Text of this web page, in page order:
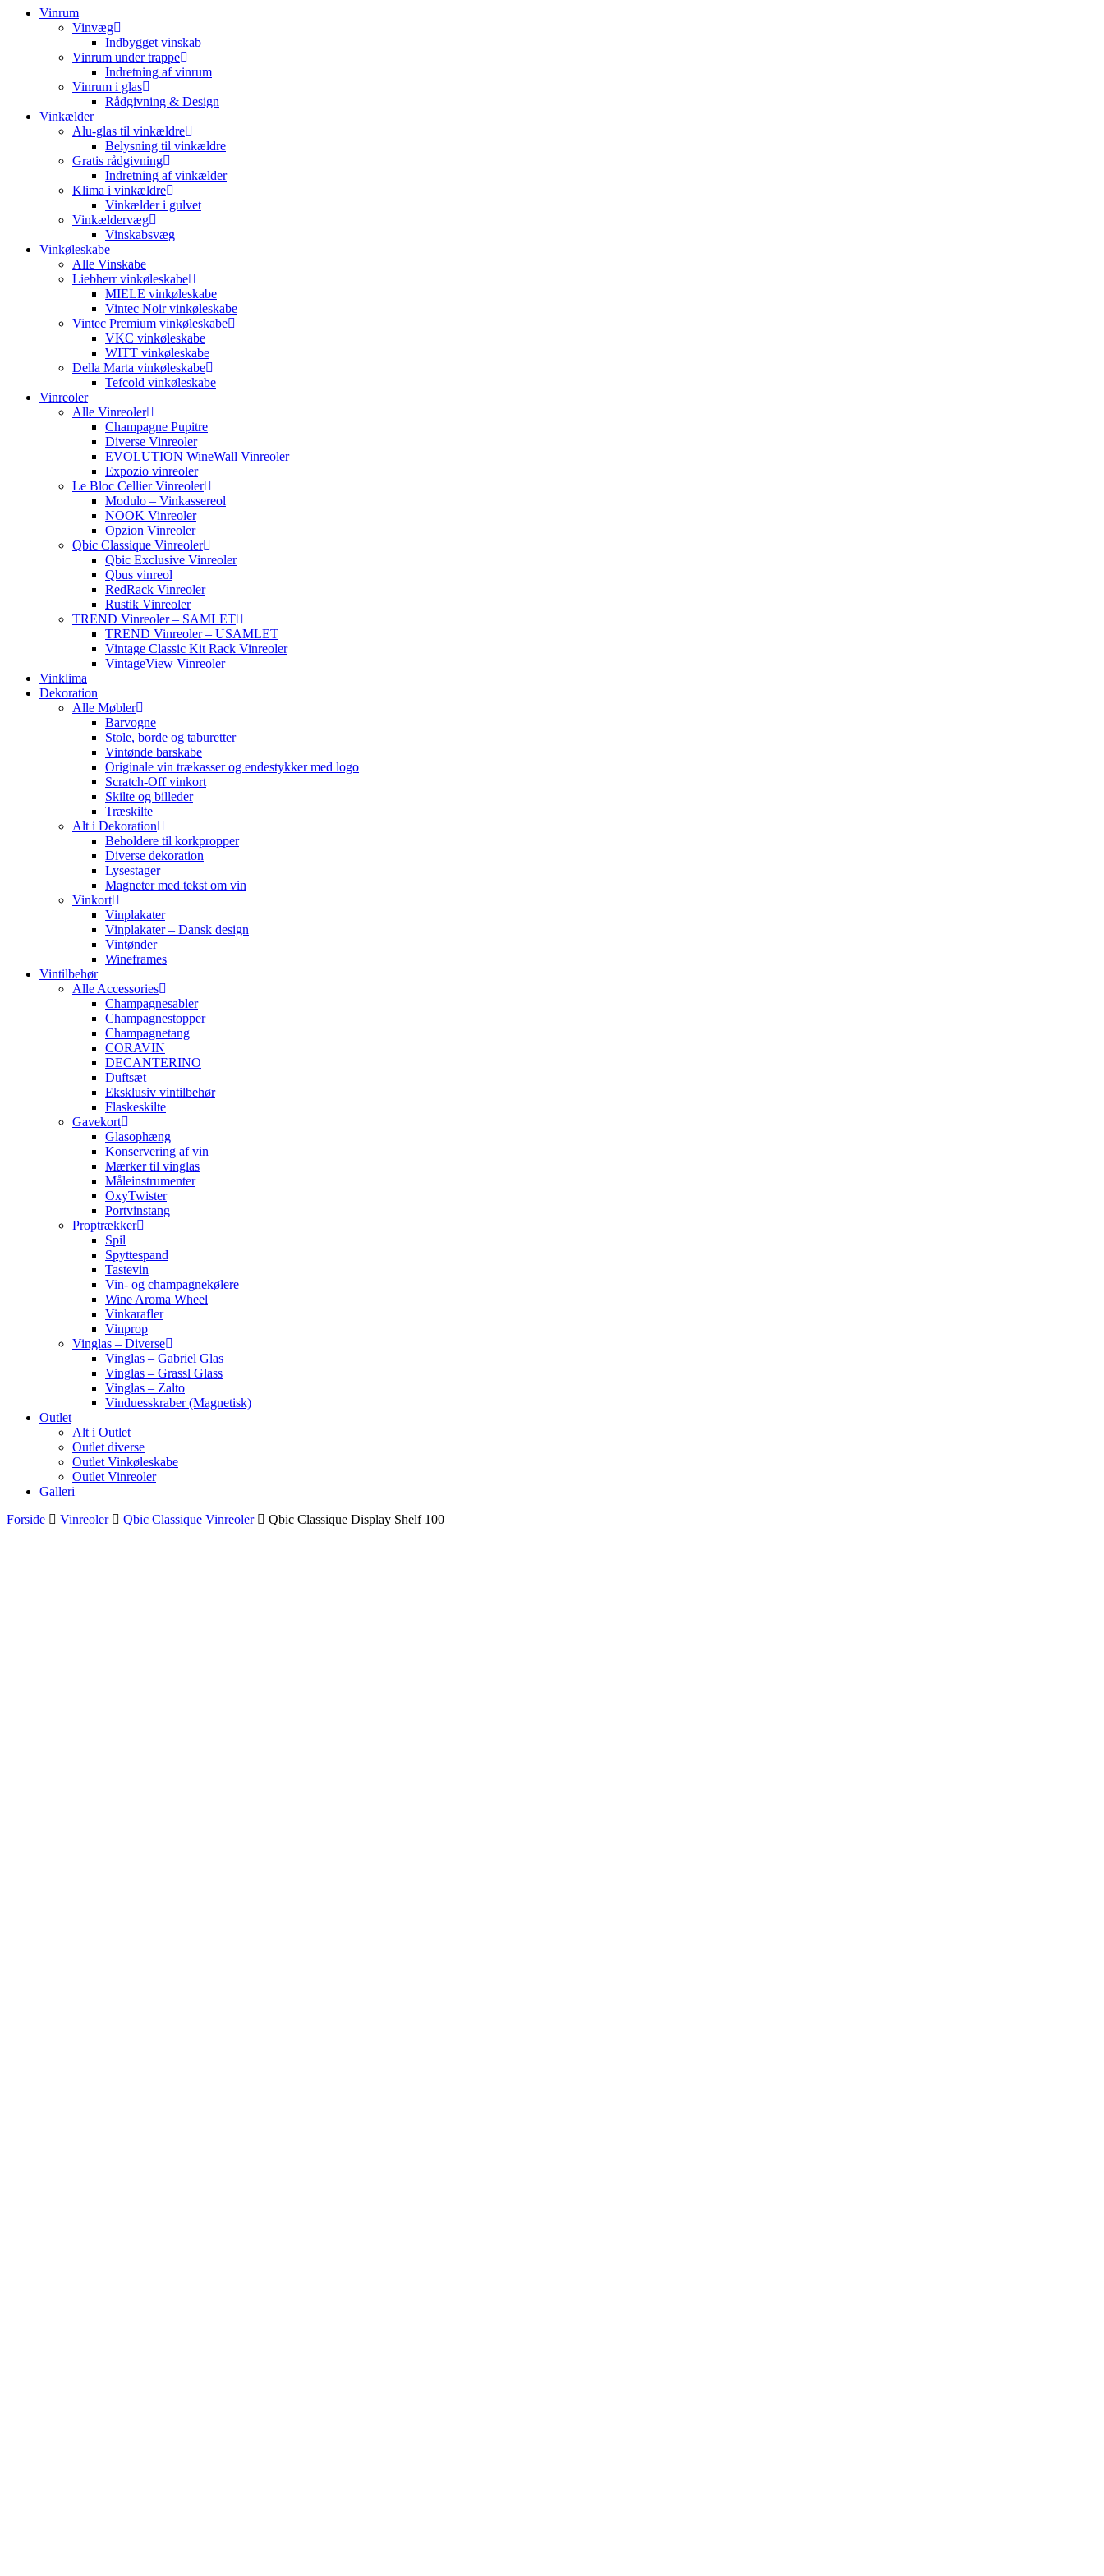
Vinrum
Vinvæg
Indbygget vinskab
Vinrum under trappe
Indretning af vinrum
Vinrum i glas
Rådgivning & Design
Vinkælder
Alu-glas til vinkældre
Belysning til vinkældre
Gratis rådgivning
Indretning af vinkælder
Klima i vinkældre
Vinkælder i gulvet
Vinkældervæg
Vinskabsvæg
Vinkøleskabe
Alle Vinskabe
Liebherr vinkøleskabe
MIELE vinkøleskabe
Vintec Noir vinkøleskabe
Vintec Premium vinkøleskabe
VKC vinkøleskabe
WITT vinkøleskabe
Della Marta vinkøleskabe
Tefcold vinkøleskabe
Vinreoler
Alle Vinreoler
Champagne Pupitre
Diverse Vinreoler
EVOLUTION WineWall Vinreoler
Expozio vinreoler
Le Bloc Cellier Vinreoler
Modulo – Vinkassereol
NOOK Vinreoler
Opzion Vinreoler
Qbic Classique Vinreoler
Qbic Exclusive Vinreoler
Qbus vinreol
RedRack Vinreoler
Rustik Vinreoler
TREND Vinreoler – SAMLET
TREND Vinreoler – USAMLET
Vintage Classic Kit Rack Vinreoler
VintageView Vinreoler
Vinklima
Dekoration
Alle Møbler
Barvogne
Stole, borde og taburetter
Vintønde barskabe
Originale vin trækasser og endestykker med logo
Scratch-Off vinkort
Skilte og billeder
Træskilte
Alt i Dekoration
Beholdere til korkpropper
Diverse dekoration
Lysestager
Magneter med tekst om vin
Vinkort
Vinplakater
Vinplakater – Dansk design
Vintønder
Wineframes
Vintilbehør
Alle Accessories
Champagnesabler
Champagnestopper
Champagnetang
CORAVIN
DECANTERINO
Duftsæt
Eksklusiv vintilbehør
Flaskeskilte
Gavekort
Glasophæng
Konservering af vin
Mærker til vinglas
Måleinstrumenter
OxyTwister
Portvinstang
Proptrækker
Spil
Spyttespand
Tastevin
Vin- og champagnekølere
Wine Aroma Wheel
Vinkarafler
Vinprop
Vinglas – Diverse
Vinglas – Gabriel Glas
Vinglas – Grassl Glass
Vinglas – Zalto
Vinduesskraber (Magnetisk)
Outlet
Alt i Outlet
Outlet diverse
Outlet Vinkøleskabe
Outlet Vinreoler
Galleri
Forside
Vinreoler Qbic Classique Vinreoler Qbic Classique Display Shelf 100